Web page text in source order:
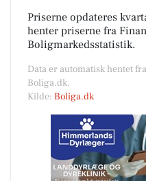
Priserne opdateres
henter priserne fra
Boligmarkedsstatistik.
Data er automatisk hentet
Boliga.dk.
Kilde: Boliga.dk